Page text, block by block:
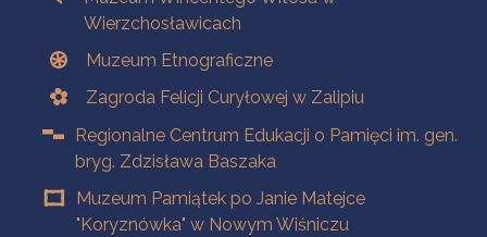
Wierzchosławicach
Muzeum Etnograficzne
Zagroda Felicji Curyłowej w Zalipiu
Regionalne Centrum Edukacji o Pamięci im. gen.
bryg. Zdzisława Baszaka
Muzeum Pamiątek po Janie Matejce
"Koryznówka" w Nowym Wiśniczu